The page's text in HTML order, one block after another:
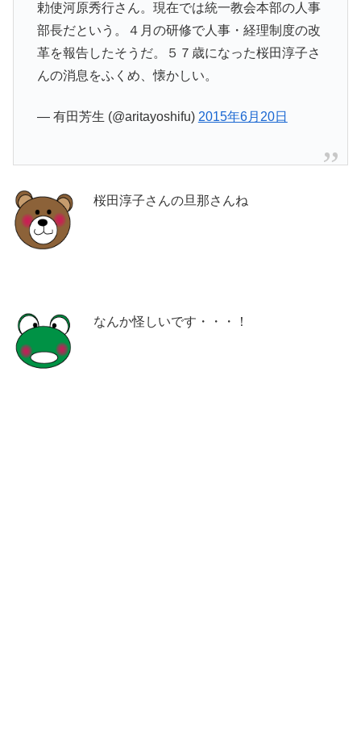
勅使河原秀行さん。現在では統一教会本部の人事
部長だという。４月の研修で人事・経理制度の改
革を報告したそうだ。５７歳になった桜田淳子さ
んの消息をふくめ、懐かしい。
— 有田芳生 (@aritayoshifu) 2015年6月20日
桜田淳子さんの旦那さんね
なんか怪しいです・・・！